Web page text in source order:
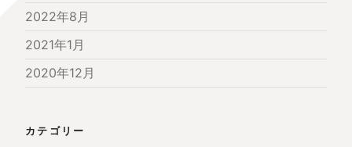
2022年8月
2021年1月
2020年12月
カテゴリー